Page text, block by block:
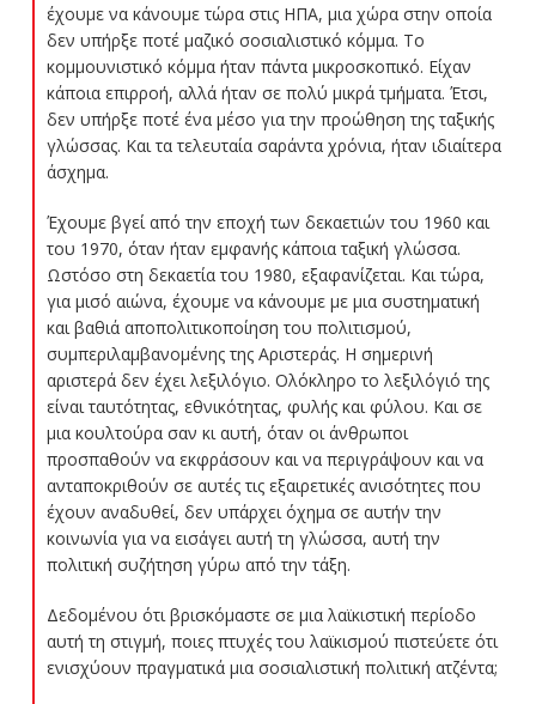
έχουμε να κάνουμε τώρα στις ΗΠΑ, μια χώρα στην οποία
δεν υπήρξε ποτέ μαζικό σοσιαλιστικό κόμμα. Το
κομμουνιστικό κόμμα ήταν πάντα μικροσκοπικό. Είχαν
κάποια επιρροή, αλλά ήταν σε πολύ μικρά τμήματα. Έτσι,
δεν υπήρξε ποτέ ένα μέσο για την προώθηση της ταξικής
γλώσσας. Και τα τελευταία σαράντα χρόνια, ήταν ιδιαίτερα
άσχημα.
Έχουμε βγεί από την εποχή των δεκαετιών του 1960 και
του 1970, όταν ήταν εμφανής κάποια ταξική γλώσσα.
Ωστόσο στη δεκαετία του 1980, εξαφανίζεται. Και τώρα,
για μισό αιώνα, έχουμε να κάνουμε με μια συστηματική
και βαθιά αποπολιτικοποίηση του πολιτισμού,
συμπεριλαμβανομένης της Αριστεράς. Η σημερινή
αριστερά δεν έχει λεξιλόγιο. Ολόκληρο το λεξιλόγιό της
είναι ταυτότητας, εθνικότητας, φυλής και φύλου. Και σε
μια κουλτούρα σαν κι αυτή, όταν οι άνθρωποι
προσπαθούν να εκφράσουν και να περιγράψουν και να
ανταποκριθούν σε αυτές τις εξαιρετικές ανισότητες που
έχουν αναδυθεί, δεν υπάρχει όχημα σε αυτήν την
κοινωνία για να εισάγει αυτή τη γλώσσα, αυτή την
πολιτική συζήτηση γύρω από την τάξη.
Δεδομένου ότι βρισκόμαστε σε μια λαϊκιστική περίοδο
αυτή τη στιγμή, ποιες πτυχές του λαϊκισμού πιστεύετε ότι
ενισχύουν πραγματικά μια σοσιαλιστική πολιτική ατζέντα;